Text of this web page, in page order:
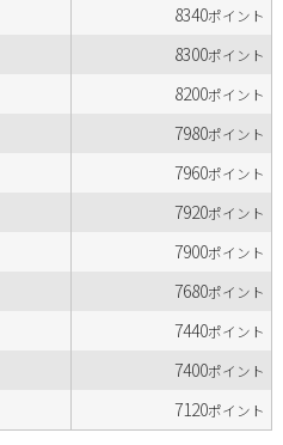
8340ポイント
8300ポイント
8200ポイント
7980ポイント
7960ポイント
7920ポイント
7900ポイント
7680ポイント
7440ポイント
7400ポイント
7120ポイント